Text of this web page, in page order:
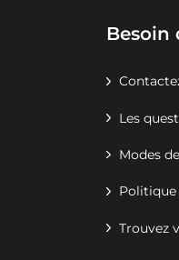
Besoin
Les
Modes
Trouvez